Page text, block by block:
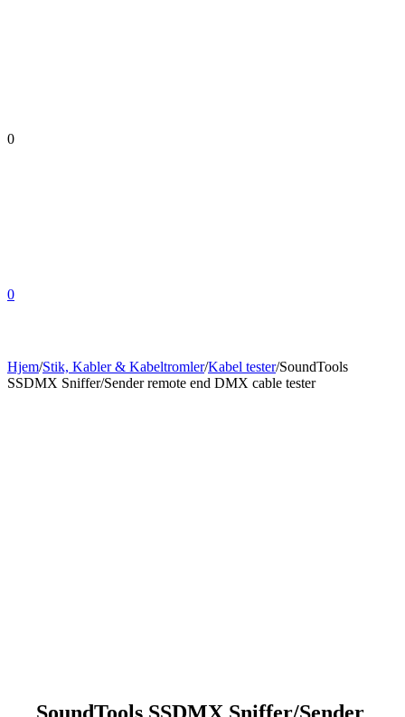
0
0
Hjem/Stik, Kabler & Kabeltromler/Kabel tester/SoundTools
SSDMX Sniffer/Sender remote end DMX cable tester